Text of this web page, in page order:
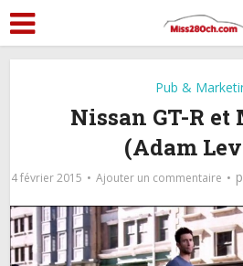
Pub &
Nissan GT-R et
(Adam
4 février 2015 Ajouter un commentaire